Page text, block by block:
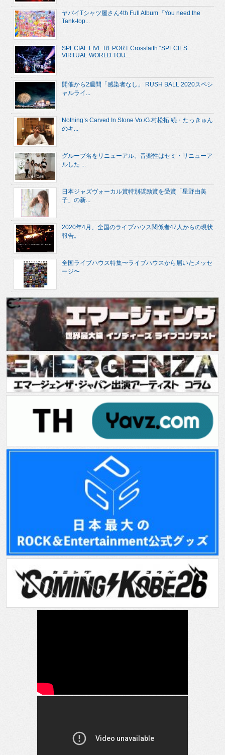
ヤバイTシャツ屋さん4th Full Album『You need the
Tank-top...
SPECIAL LIVE REPORT Crossfaith “SPECIES
VIRTUAL WORLD TOU...
開催から2週間「感染者なし」 RUSH BALL 2020スペシ
ャルライ...
Nothing’s Carved In Stone Vo./G.村松拓 続・たっきゅん
のキ...
グループ名をリニューアル、音楽性はセミ・リニューア
ルした ...
日本ジャズヴォーカル賞特別奨励賞を受賞「星野由美
子」の新...
2020年4月、全国のライブハウス関係者47人からの現状
報告。
全国ライブハウス特集〜ライブハウスから届いたメッセ
ージ〜